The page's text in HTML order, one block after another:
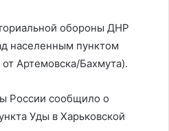
обороны ДНР
населенным пунктом
Артемовска/Бахмута).
России сообщило о
Уды в Харьковской